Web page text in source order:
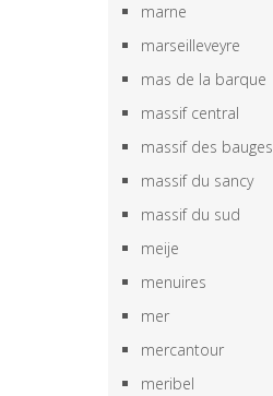
marne
marseilleveyre
mas de la barque
massif central
massif des bauges
massif du sancy
massif du sud
meije
menuires
mer
mercantour
meribel